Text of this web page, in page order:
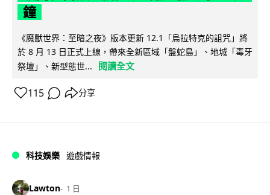
鐘
《魔獸世界：至暗之夜》版本更新 12.1「烏拉特克的詛咒」將
於 8 月 13 日正式上線，帶來全新區域「盤蛇島」、地城「毒牙
祭壇」、新型態世...
閱讀全文
115 分享
科技娛樂 遊戲情報
Lawton 1 日